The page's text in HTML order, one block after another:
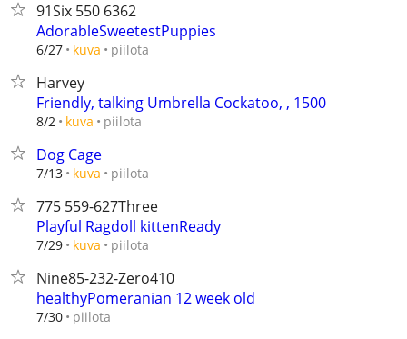
91Six 550 6362
AdorableSweetestPuppies
6/27 kuva piilota
Harvey
Friendly, talking Umbrella Cockatoo, , 1500
8/2 kuva piilota
Dog Cage
7/13 kuva piilota
775 559-627Three
Playful Ragdoll kittenReady
7/29 kuva piilota
Nine85-232-Zero410
healthyPomeranian 12 week old
7/30 piilota